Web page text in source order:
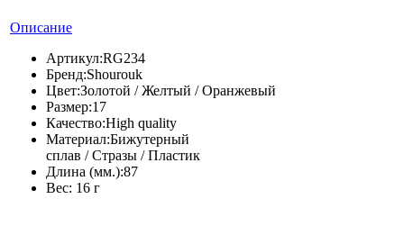
Описание
Артикул:RG234
Бренд:Shourouk
Цвет:Золотой / Желтый / Оранжевый
Размер:17
Качество:High quality
Материал:Бижутерный
сплав / Стразы / Пластик
Длина (мм.):87
Вес: 16 г